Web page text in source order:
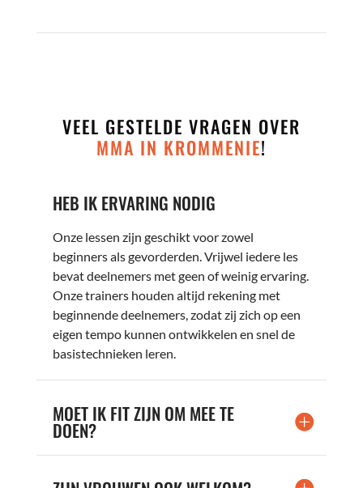
VEEL GESTELDE VRAGEN OVER
MMA IN KROMMENIE!
HEB IK ERVARING NODIG
Onze lessen zijn geschikt voor zowel
beginners als gevorderden. Vrijwel iedere les
bevat deelnemers met geen of weinig ervaring.
Onze trainers houden altijd rekening met
beginnende deelnemers, zodat zij zich op een
eigen tempo kunnen ontwikkelen en snel de
basistechnieken leren.
MOET IK FIT ZIJN OM MEE TE
DOEN?